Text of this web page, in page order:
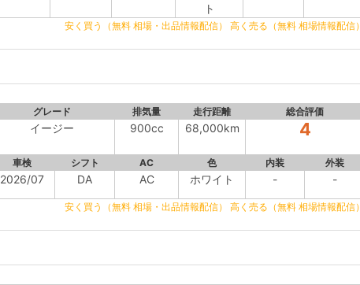
ト
安く買う（無料 相場・出品情報配信） 高く売る（無料 相場情報配信）
グレード 排気量 走行距離 総合評価
イージー 900cc 68,000km 4
車検 シフト AC 色 内装 外装
2026/07 DA AC ホワイト - -
安く買う（無料 相場・出品情報配信） 高く売る（無料 相場情報配信）